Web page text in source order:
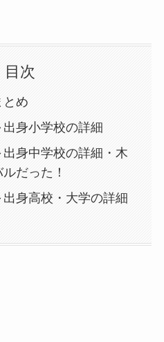
目次
とめ
身小学校の詳細
身中学校の詳細・木
だった！
身高校・大学の詳細